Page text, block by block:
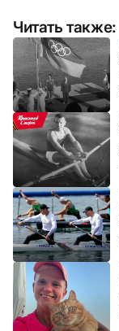
Читать также: